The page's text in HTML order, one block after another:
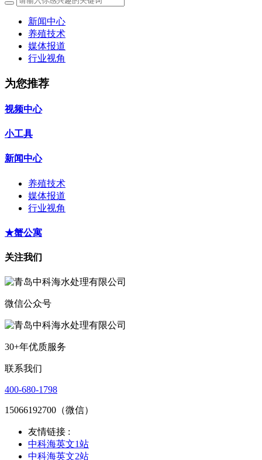
新闻中心
养殖技术
媒体报道
行业视角
为您推荐
视频中心
小工具
新闻中心
养殖技术
媒体报道
行业视角
★蟹公寓
关注我们
微信公众号
30+年优质服务
联系我们
400-680-1798
15066192700（微信）
友情链接 :
中科海英文1站
中科海英文2站